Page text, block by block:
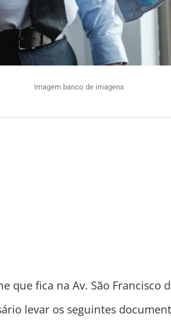
Imagem banco de imagens
que fica na Av. São Francisco
levar os seguintes